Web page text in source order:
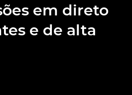
em direto
e de alta